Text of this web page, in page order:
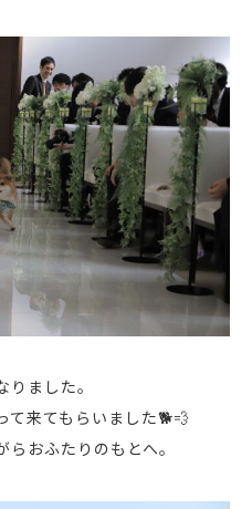
りました。
て来てもらいました🐕💨
おふたりのもとへ。